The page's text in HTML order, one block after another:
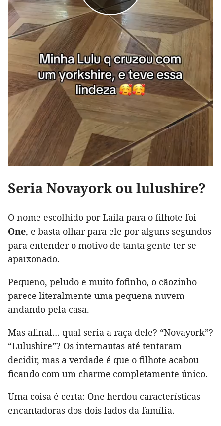
Seria Novayork ou lulushire?
O nome escolhido por Laila para o filhote foi
One, e basta olhar para ele por alguns segundos
para entender o motivo de tanta gente ter se
apaixonado.
Pequeno, peludo e muito fofinho, o cãozinho
parece literalmente uma pequena nuvem
andando pela casa.
Mas afinal… qual seria a raça dele? “Novayork”?
“Lulushire”? Os internautas até tentaram
decidir, mas a verdade é que o filhote acabou
ficando com um charme completamente único.
Uma coisa é certa: One herdou características
encantadoras dos dois lados da família.